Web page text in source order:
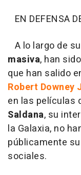
EN DEFENSA
A lo largo de
masiva, han
que han salido
Robert Downey
en las películas
Saldana, su
la Galaxia, no
públicamente
sociales.